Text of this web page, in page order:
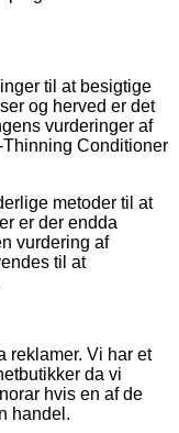
til at besigtige
og herved er det
vurderinger af
Thinning Conditioner
metoder til at
er der endda
vurdering af
til at
reklamer. Vi har et
da vi
hvis en af de
handel.